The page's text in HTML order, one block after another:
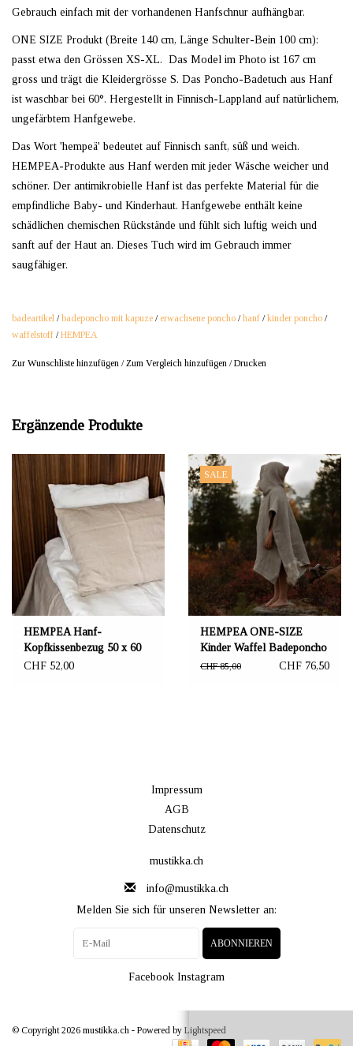
Gebrauch einfach mit der vorhandenen Hanfschnur aufhängbar.
ONE SIZE Produkt (Breite 140 cm, Länge Schulter-Bein 100 cm):
passt etwa den Grössen XS-XL. Das Model im Photo ist 167 cm
gross und trägt die Kleidergrösse S. Das Poncho-Badetuch aus Hanf
ist waschbar bei 60°. Hergestellt in Finnisch-Lappland auf natürlichem,
ungefärbtem Hanfgewebe.
Das Wort 'hempeä' bedeutet auf Finnisch sanft, süß und weich.
HEMPEA-Produkte aus Hanf werden mit jeder Wäsche weicher und
schöner. Der antimikrobielle Hanf ist das perfekte Material für die
empfindliche Baby- und Kinderhaut. Hanfgewebe enthält keine
schädlichen chemischen Rückstände und fühlt sich luftig weich und
sanft auf der Haut an. Dieses Tuch wird im Gebrauch immer
saugfähiger.
badeartikel /badeponcho mit kapuze / erwachsene poncho /hanf /kinder poncho /
waffelstoff /HEMPEA
Zur Wunschliste hinzufügen /Zum Vergleich hinzufügen /Drucken
Ergänzende Produkte
HEMPEA Hanf-
Kopfkissenbezug 50 x 60
cm
CHF 52,00
SALE
HEMPEA ONE-SIZE
Kinder Waffel Badeponcho
70x70 cm
CHF 85,00 CHF 76,50
Impressum
AGB
Datenschutz
mustikka.ch
info@mustikka.ch
Melden Sie sich für unseren Newsletter an:
ABONNIEREN
Facebook Instagram
© Copyright 2026 mustikka.ch - Powered by Lightspeed